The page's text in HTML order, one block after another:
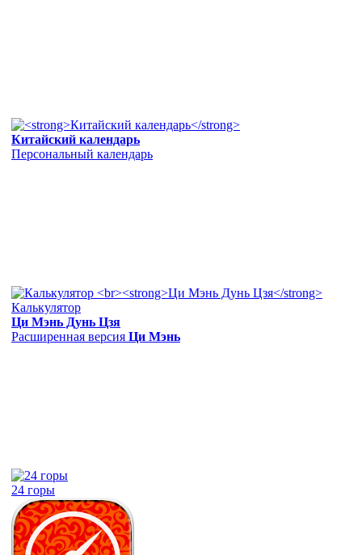
Китайский календарь
Персональный календарь
Калькулятор
Ци Мэнь Дунь Цзя
Расширенная версия Ци Мэнь
24 горы